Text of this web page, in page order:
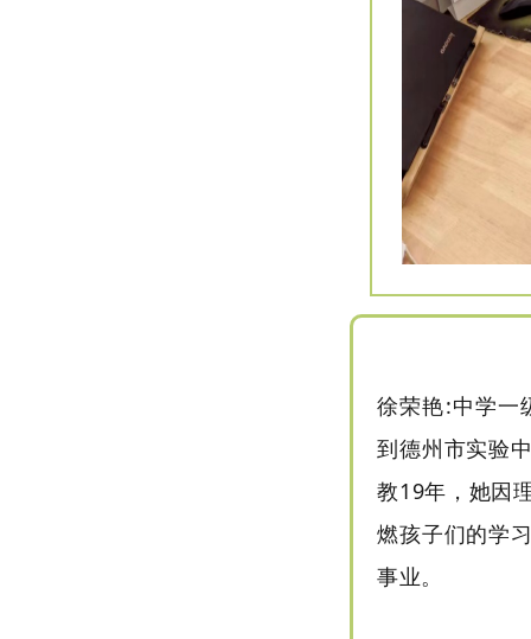
徐荣艳:中学一
到德州市实验
教19年，她因
燃孩子们的学
事业。